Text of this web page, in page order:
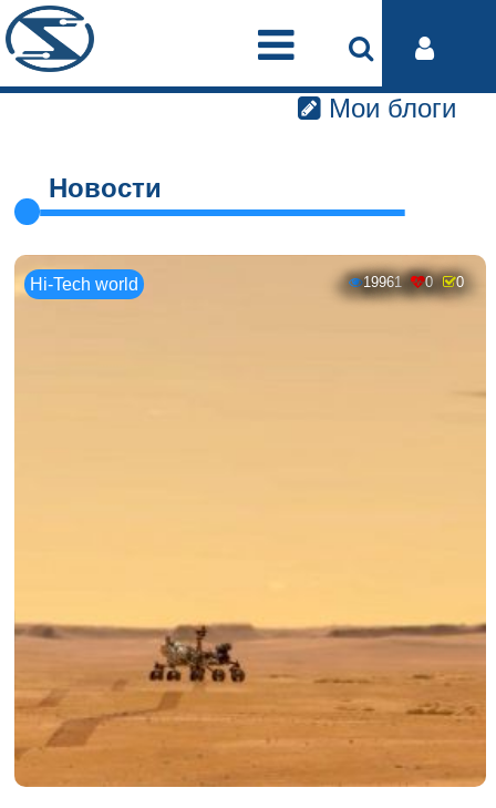
Мои блоги
Новости
Hi-Tech world 19961 0 0